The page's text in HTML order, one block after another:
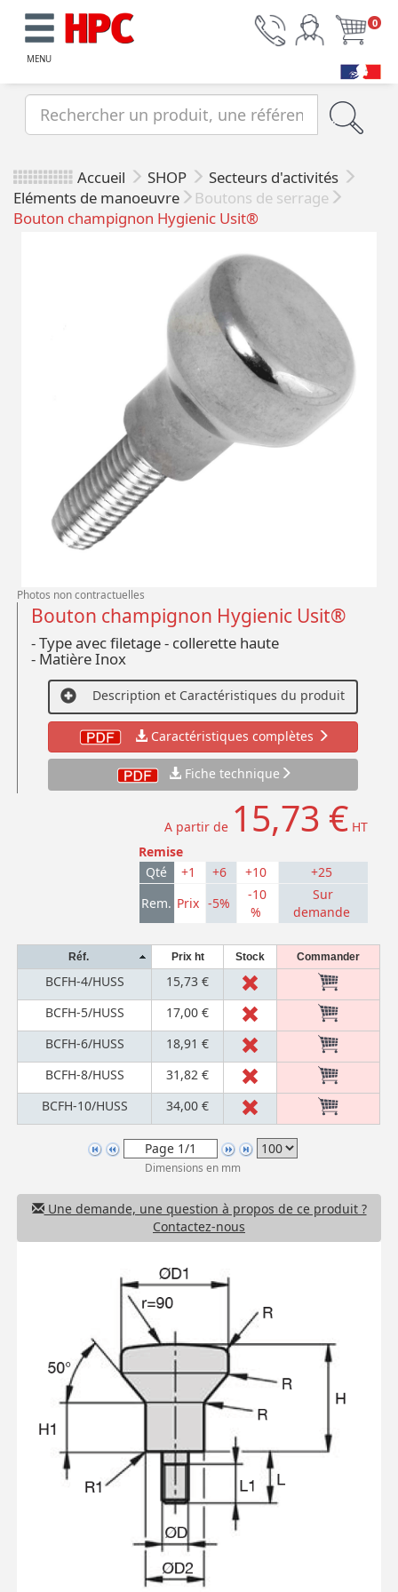
MENU
0
Accueil SHOP
Secteurs d'activités
Eléments de manoeuvre
Boutons de serrage
Bouton champignon Hygienic Usit®
Photos non contractuelles
Bouton champignon Hygienic Usit®
- Type avec filetage - collerette haute
- Matière Inox
Description et Caractéristiques du produit
Caractéristiques complètes
Fiche technique
A partir de 15,73 € HT
Remise
Qté
+1 +6 +10
+25
Rem. Prix -5%
-10
%
Sur
demande
Réf. Prix ht Stock Commander
BCFH-4/HUSS
15,73 €
BCFH-5/HUSS
17,00 €
BCFH-6/HUSS
18,91 €
BCFH-8/HUSS
31,82 €
BCFH-10/HUSS
34,00 €
Dimensions en mm
Une demande, une question à propos de ce produit ?
Contactez-nous